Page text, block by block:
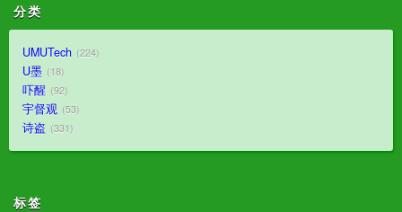
分类
UMUTech 224
U墨 18
吓醒 92
宇督观 53
诗盗 331
标签